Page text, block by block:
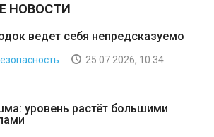
НОВОСТИ
ведет себя непредсказуемо
25 07 2026, 10:34
уровень растёт большими